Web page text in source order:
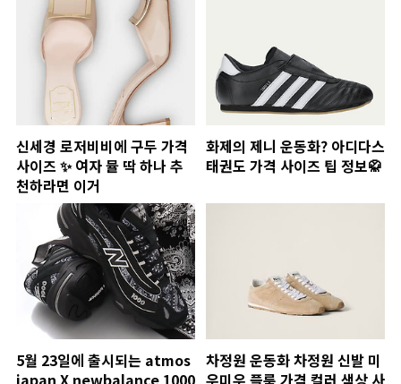
신세경 로저비비에 구두 가격
사이즈 ✨ 여자 뮬 딱 하나 추
천하라면 이거
화제의 제니 운동화? 아디다스
태권도 가격 사이즈 팁 정보🥋
5월 23일에 출시되는 atmos
japan X newbalance 1000
차정원 운동화 차정원 신발 미
우미우 플룸 가격 컬러 색상 사